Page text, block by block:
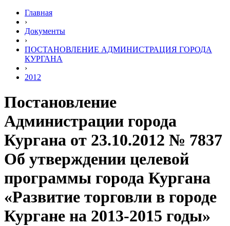
Главная
›
Документы
›
ПОСТАНОВЛЕНИЕ АДМИНИСТРАЦИЯ ГОРОДА
КУРГАНА
›
2012
Постановление
Администрации города
Кургана от 23.10.2012 № 7837
Об утверждении целевой
программы города Кургана
«Развитие торговли в городе
Кургане на 2013-2015 годы»